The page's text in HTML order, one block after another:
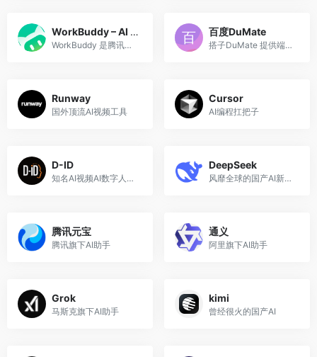
WorkBuddy – AI Agent 办公新范式
WorkBuddy 是腾讯云代码助手推出的 AI Agent 办公工具，自主规划并交付多模态复杂任务结果，支持多 Agents 并行工作，极致提效。
百度DuMate
搭子DuMate 提供端到端的智能数字化解决方案，助力企业实现数字化转型
Runway
国外顶流AI视频工具
Cursor
AI编程扛把子
D-ID
知名AI视频AI数字人工具
DeepSeek
风靡全球的国产AI新势力
腾讯元宝
腾讯旗下AI助手
通义
阿里旗下AI助手
Grok
马斯克旗下AI助手
kimi
曾经很火的国产AI